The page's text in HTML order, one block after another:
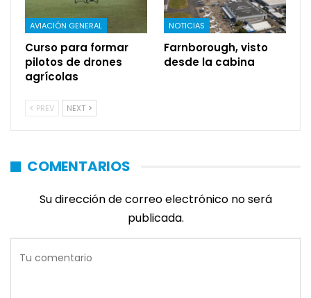
AVIACIÓN GENERAL
Curso para formar
pilotos de drones
agrícolas
NOTICIAS
Farnborough, visto
desde la cabina
PREV NEXT
COMENTARIOS
Su dirección de correo electrónico no será
publicada.